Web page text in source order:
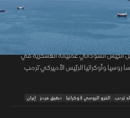
00:12
وتغييرا لمسارات السفن وسط
الممرات، بالتزامن مع إعلان العراق منح
الجيش السوداني عملياته العسكرية في
روسيا وأوكرانيا الرئيس الأميركي ترمب
ترمب الغزو الروسي لأوكرانيا مضيق هرمز إيران